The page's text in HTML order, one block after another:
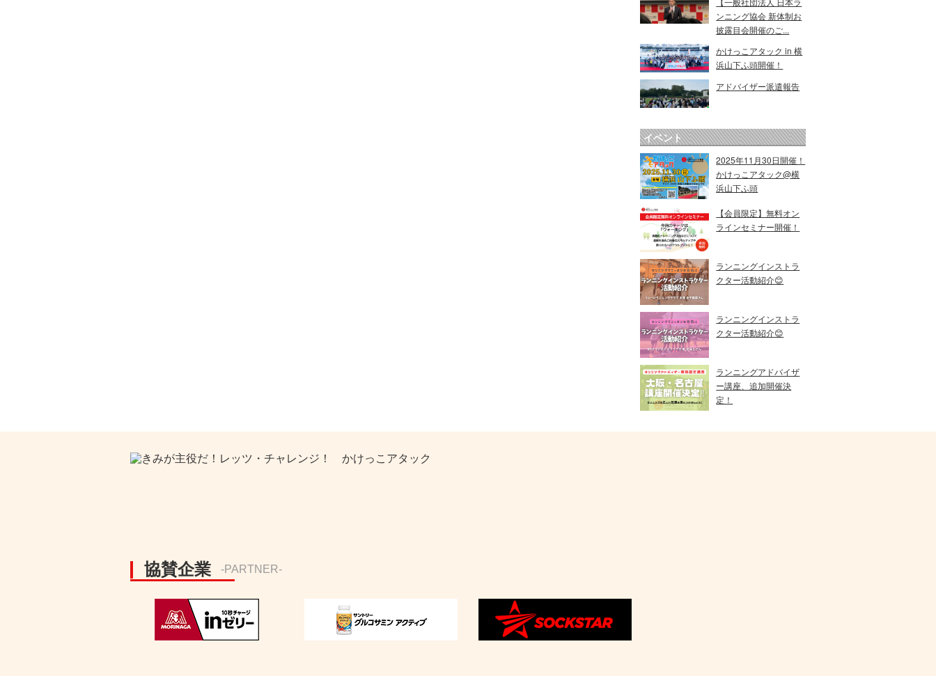
ンニング協会 新体制お
披露目会開催のご...
かけっこアタック in 横
浜山下ふ頭開催！
アドバイザー派遣報告
イベント
2025年11月30日開催！
かけっこアタック@横
浜山下ふ頭
【会員限定】無料オン
ラインセミナー開催！
ランニングインストラ
クター活動紹介😊
ランニングインストラ
クター活動紹介😊
ランニングアドバイザ
ー講座、追加開催決
定！
協賛企業 -PARTNER-